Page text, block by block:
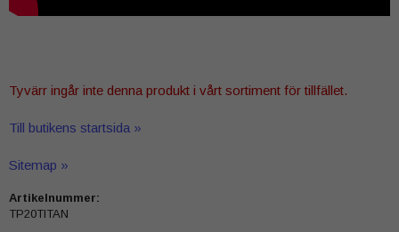
Tyvärr ingår inte denna produkt i vårt sortiment för tillfället.
Till butikens startsida »
Sitemap »
Artikelnummer:
TP20TITAN